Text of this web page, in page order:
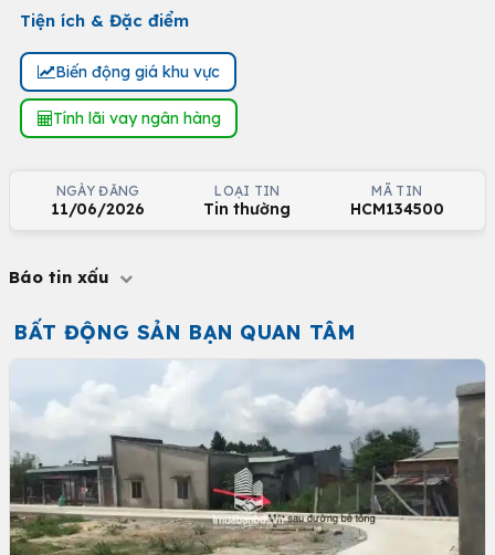
Tiện ích & Đặc điểm
Biến động giá khu vực
Tính lãi vay ngân hàng
NGÀY ĐĂNG
11/06/2026
LOẠI TIN
Tin thường
MÃ TIN
HCM134500
Báo tin xấu
BẤT ĐỘNG SẢN BẠN QUAN TÂM